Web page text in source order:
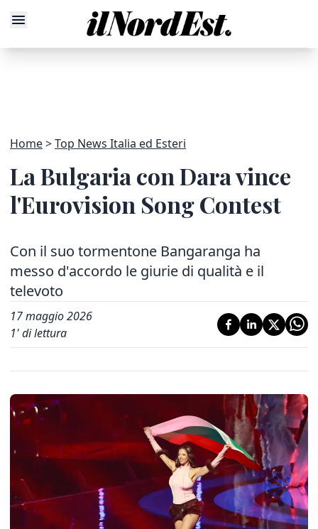
Home Top News Italia ed Esteri
La Bulgaria con Dara vince
l'Eurovision Song Contest
Con il suo tormentone Bangaranga ha
messo d'accordo le giurie di qualità e il
televoto
17 maggio 2026
1' di lettura